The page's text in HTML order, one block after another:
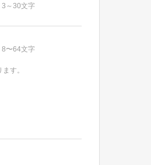
～30文字
〜64文字
す。